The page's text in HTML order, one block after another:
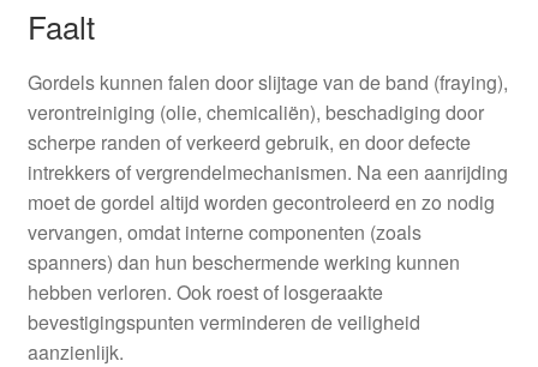
Faalt
Gordels kunnen falen door slijtage van de band (fraying),
verontreiniging (olie, chemicaliën), beschadiging door
scherpe randen of verkeerd gebruik, en door defecte
intrekkers of vergrendelmechanismen. Na een aanrijding
moet de gordel altijd worden gecontroleerd en zo nodig
vervangen, omdat interne componenten (zoals
spanners) dan hun beschermende werking kunnen
hebben verloren. Ook roest of losgeraakte
bevestigingspunten verminderen de veiligheid
aanzienlijk.